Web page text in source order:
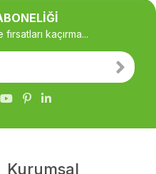
kaçırma...
Kurumsal